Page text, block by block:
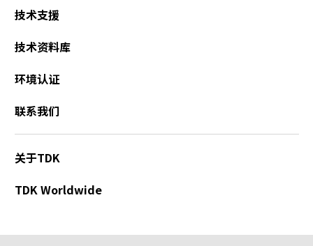
技术支援
技术资料库
环境认证
联系我们
关于TDK
TDK Worldwide